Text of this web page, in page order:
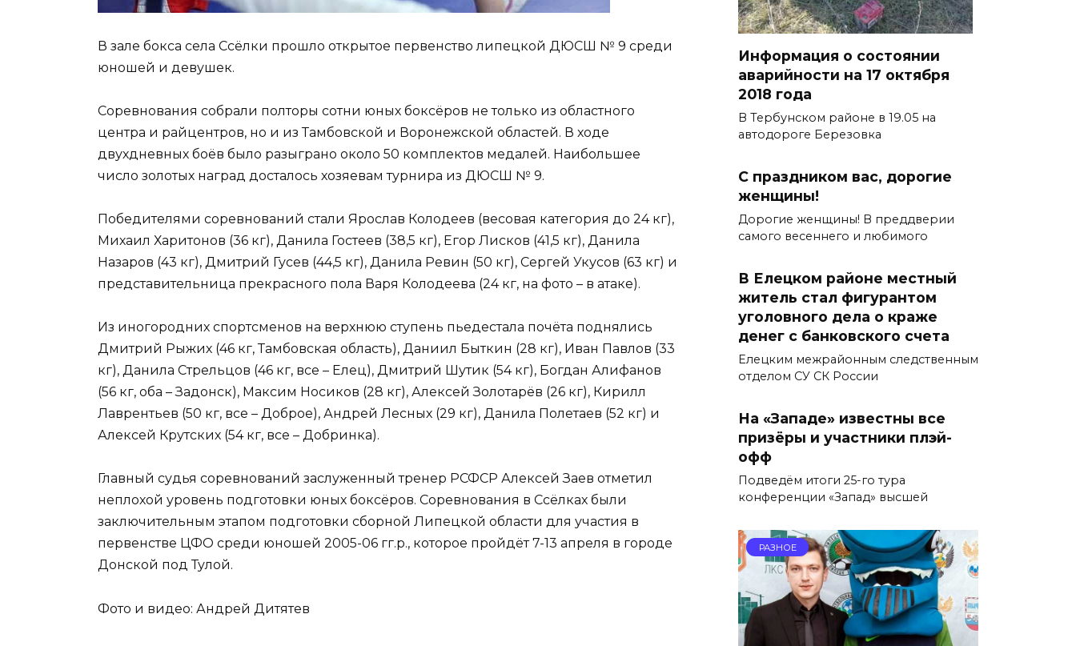
В зале бокса села Ссёлки прошло открытое первенство липецкой ДЮСШ № 9 среди
юношей и девушек.
Соревнования собрали полторы сотни юных боксёров не только из областного
центра и райцентров, но и из Тамбовской и Воронежской областей. В ходе
двухдневных боёв было разыграно около 50 комплектов медалей. Наибольшее
число золотых наград досталось хозяевам турнира из ДЮСШ № 9.
Победителями соревнований стали Ярослав Колодеев (весовая категория до 24 кг),
Михаил Харитонов (36 кг), Данила Гостеев (38,5 кг), Егор Лисков (41,5 кг), Данила
Назаров (43 кг), Дмитрий Гусев (44,5 кг), Данила Ревин (50 кг), Сергей Укусов (63 кг) и
представительница прекрасного пола Варя Колодеева (24 кг, на фото – в атаке).
Из иногородних спортсменов на верхнюю ступень пьедестала почёта поднялись
Дмитрий Рыжих (46 кг, Тамбовская область), Даниил Быткин (28 кг), Иван Павлов (33
кг), Данила Стрельцов (46 кг, все – Елец), Дмитрий Шутик (54 кг), Богдан Алифанов
(56 кг, оба – Задонск), Максим Носиков (28 кг), Алексей Золотарёв (26 кг), Кирилл
Лаврентьев (50 кг, все – Доброе), Андрей Лесных (29 кг), Данила Полетаев (52 кг) и
Алексей Крутских (54 кг, все – Добринка).
Главный судья соревнований заслуженный тренер РСФСР Алексей Заев отметил
неплохой уровень подготовки юных боксёров. Соревнования в Ссёлках были
заключительным этапом подготовки сборной Липецкой области для участия в
первенстве ЦФО среди юношей 2005-06 гг.р., которое пройдёт 7-13 апреля в городе
Донской под Тулой.
Фото и видео: Андрей Дитятев
Информация о состоянии
аварийности на 17 октября
2018 года
В Тербунском районе в 19.05 на
автодороге Березовка
C праздником вас, дорогие
женщины!
Дорогие женщины! В преддверии
самого весеннего и любимого
В Елецком районе местный
житель стал фигурантом
уголовного дела о краже
денег с банковского счета
Елецким межрайонным следственным
отделом СУ СК России
На «Западе» известны все
призёры и участники плэй-
офф
Подведём итоги 25-го тура
конференции «Запад» высшей
РАЗНОЕ